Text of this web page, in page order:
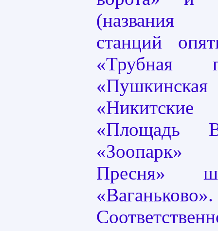
(названия
станций
«Трубная
«Площадь
Пресня»
«Ваганьково».